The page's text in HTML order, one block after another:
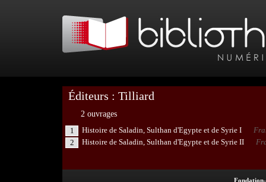
Éditeurs : Tilliard
2 ouvrages
1
Histoire de Saladin, Sulthan d'Egypte et de Syrie I
2
Histoire de Saladin, Sulthan d'Egypte et de Syrie II
Fondation